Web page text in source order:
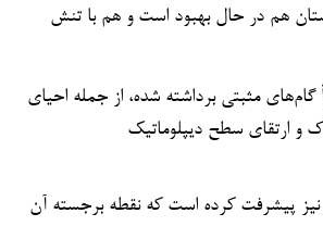
هم در حال بهبود است و هم با تنش
گام‌های مثبتی برداشته شده، از جمله احیای
و ارتقای سطح دیپلوماتیک
پیشرفت کرده است که نقطه برجسته آن